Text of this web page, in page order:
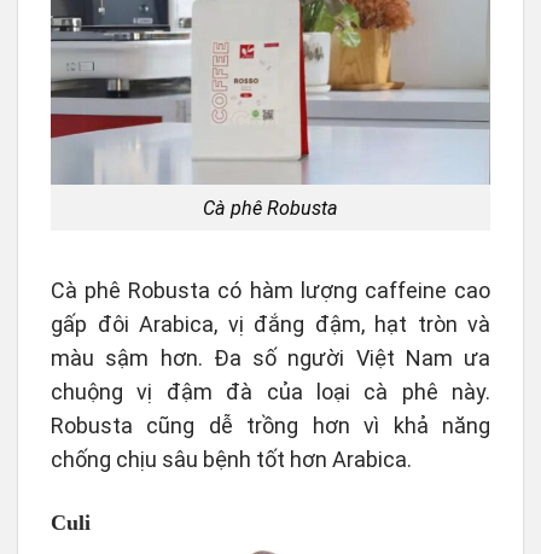
Cà phê Robusta
Cà phê Robusta có hàm lượng caffeine cao
gấp đôi Arabica, vị đắng đậm, hạt tròn và
màu sậm hơn. Đa số người Việt Nam ưa
chuộng vị đậm đà của loại cà phê này.
Robusta cũng dễ trồng hơn vì khả năng
chống chịu sâu bệnh tốt hơn Arabica.
Culi